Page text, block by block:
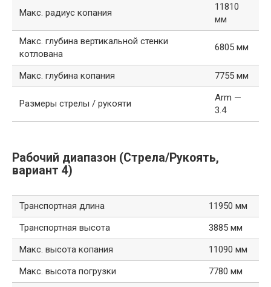
Макс. радиус копания
11810
мм
Макс. глубина вертикальной стенки
котлована
6805 мм
Макс. глубина копания 7755 мм
Размеры стрелы / рукояти
Arm —
3.4
Рабочий диапазон (Стрела/Рукоять,
вариант 4)
Транспортная длина
11950 мм
Транспортная высота
3885 мм
Макс. высота копания
11090 мм
Макс. высота погрузки
7780 мм